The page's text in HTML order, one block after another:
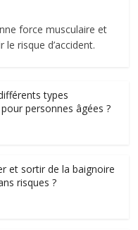
force musculaire et
risque d’accident.
types
personnes âgées ?
et sortir de la baignoire
risques ?